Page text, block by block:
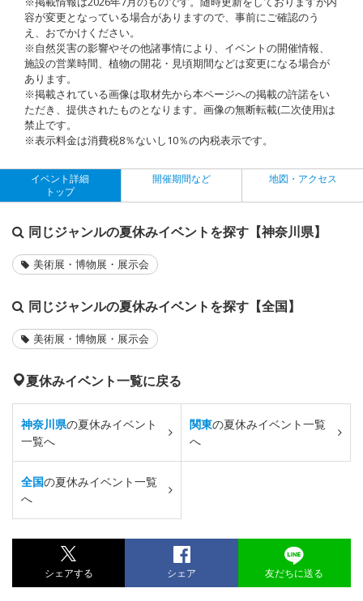
容が変更となっている場合がありますので、事前にご確認のう
え、おでかけください。
※自然災害の影響やその他諸事情により、イベントの開催情報、
施設の営業時間、植物の開花・見頃期間などは変更になる場合が
あります。
※掲載されている画像は取材先から本ページへの掲載の許諾をい
ただき、提供されたものとなります。画像の無断転載(二次使用)は
禁止です。
※表示料金は消費税8％ないし10％の内税表示です。
イベント詳細
トップ
開催期間など 地図・アクセス
同じジャンルの夏休みイベントを探す【神奈川県】
美術展・博物展・展示会
同じジャンルの夏休みイベントを探す【全国】
美術展・博物展・展示会
夏休みイベント一覧に戻る
神奈川県の夏休みイベント
一覧へ
関東の夏休みイベント一覧
へ
全国の夏休みイベント一覧
へ
シェアする シェア 友だちに送る